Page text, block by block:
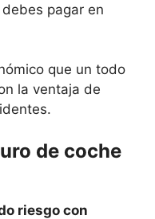
pagar en
que un todo
la ventaja de
de coche
riesgo con